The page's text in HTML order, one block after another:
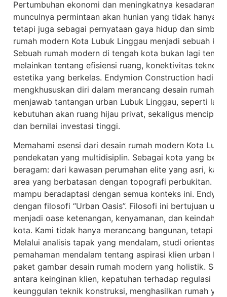
Pertumbuhan ekonomi dan meningkatnya kesadaran
munculnya permintaan akan hunian yang tidak hanya
tetapi juga sebagai pernyataan gaya hidup dan simbol
rumah modern Kota Lubuk Linggau menjadi sebuah
Sebuah rumah modern di tengah kota bukan lagi
melainkan tentang efisiensi ruang, konektivitas
estetika yang berkelas. Endymion Construction hadir
mengkhususkan diri dalam merancang desain rumah
menjawab tantangan urban Lubuk Linggau, seperti
kebutuhan akan ruang hijau privat, sekaligus
dan bernilai investasi tinggi.
Memahami esensi dari desain rumah modern Kota
pendekatan yang multidisiplin. Sebagai kota yang
beragam: dari kawasan perumahan elite yang asri,
area yang berbatasan dengan topografi perbukitan.
mampu beradaptasi dengan semua konteks ini.
dengan filosofi “Urban Oasis”. Filosofi ini bertujuan
menjadi oase ketenangan, kenyamanan, dan
kota. Kami tidak hanya merancang bangunan, tetapi
Melalui analisis tapak yang mendalam, studi orientasi
pemahaman mendalam tentang aspirasi klien urban
paket gambar desain rumah modern yang holistik.
antara keinginan klien, kepatuhan terhadap regulasi
keunggulan teknik konstruksi, menghasilkan rumah